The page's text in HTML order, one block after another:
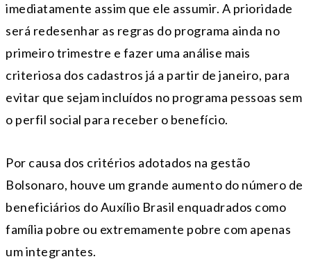
imediatamente assim que ele assumir. A prioridade
será redesenhar as regras do programa ainda no
primeiro trimestre e fazer uma análise mais
criteriosa dos cadastros já a partir de janeiro, para
evitar que sejam incluídos no programa pessoas sem
o perfil social para receber o benefício.
Por causa dos critérios adotados na gestão
Bolsonaro, houve um grande aumento do número de
beneficiários do Auxílio Brasil enquadrados como
família pobre ou extremamente pobre com apenas
um integrantes.